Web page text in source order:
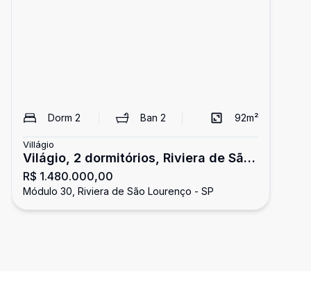
Dorm 2 Ban2 92m²
Villágio
Világio, 2 dormitórios, Riviera de São
Lourenço
R$ 1.480.000,00
Módulo 30, Riviera de São Lourenço - SP